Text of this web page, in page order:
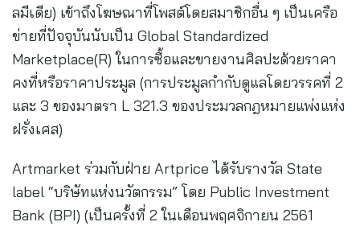
ลมีเดีย) เข้าถึงโฆษณาที่โพสต์โดยสมาชิกอื่น ๆ เป็นเครือ
ข่ายที่ปัจจุบันนับเป็น Global Standardized
Marketplace(R) ในการซื้อและขายงานศิลปะด้วยราคา
คงที่หรือราคาประมูล (การประมูลกำกับดูแลโดยวรรคที่ 2
และ 3 ของมาตรา L 321.3 ของประมวลกฎหมายแพ่งแห่ง
ฝรั่งเศส)
Artmarket ร่วมกับฝ่าย Artprice ได้รับรางวัล State
label “บริษัทแห่งนวัตกรรม” โดย Public Investment
Bank (BPI) (เป็นครั้งที่ 2 ในเดือนพฤศจิกายน 2561